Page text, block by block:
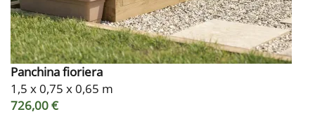
Panchina fioriera
1,5 x 0,75 x 0,65 m
726,00 €